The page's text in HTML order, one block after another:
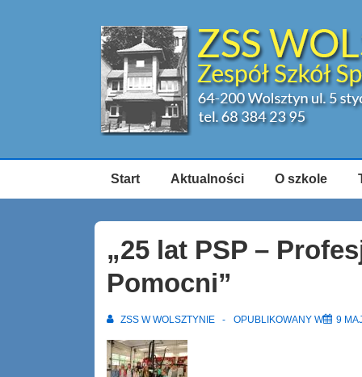
Główna
Start Aktualności O szkole
„25 lat PSP –
Pomocni”
ZSS W WOLSZTYNIE OPUBLIKOWANY W 9